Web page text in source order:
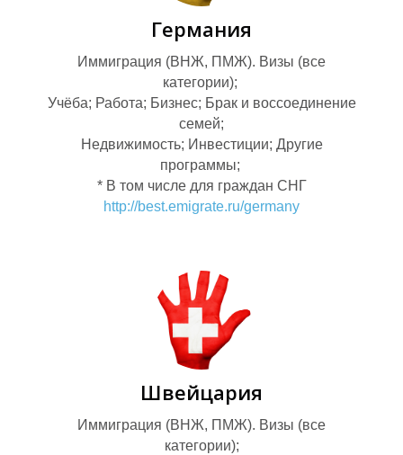
О
В
Германия
Иммиграция (ВНЖ, ПМЖ). Визы (все
категории);
Учёба; Работа; Бизнес; Брак и воссоединение
семей;
Недвижимость; Инвестиции; Другие
программы;
* В том числе для граждан СНГ
http://best.emigrate.ru/germany
Швейцария
Иммиграция (ВНЖ, ПМЖ). Визы (все
категории);